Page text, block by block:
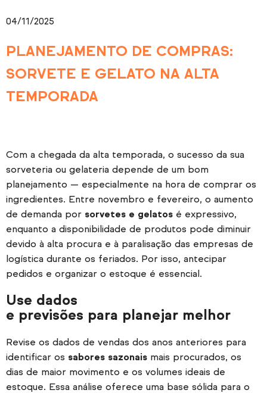
04/11/2025
PLANEJAMENTO DE COMPRAS:
SORVETE E GELATO NA ALTA
TEMPORADA
Com a chegada da alta temporada, o sucesso da sua
sorveteria ou gelateria depende de um bom
planejamento — especialmente na hora de comprar os
ingredientes. Entre novembro e fevereiro, o aumento
de demanda por sorvetes e gelatos é expressivo,
enquanto a disponibilidade de produtos pode diminuir
devido à alta procura e à paralisação das empresas de
logística durante os feriados. Por isso, antecipar
pedidos e organizar o estoque é essencial.
Use dados
e previsões para planejar melhor
Revise os dados de vendas dos anos anteriores para
identificar os sabores sazonais mais procurados, os
dias de maior movimento e os volumes ideais de
estoque. Essa análise oferece uma base sólida para o